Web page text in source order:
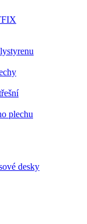
plechu
desky